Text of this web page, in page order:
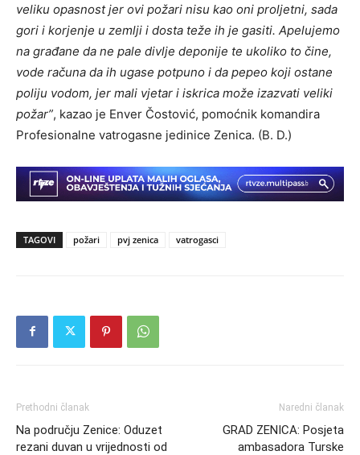
veliku opasnost jer ovi požari nisu kao oni proljetni, sada
gori i korjenje u zemlji i dosta teže ih je gasiti. Apelujemo
na građane da ne pale divlje deponije te ukoliko to čine,
vode računa da ih ugase potpuno i da pepeo koji ostane
poliju vodom, jer mali vjetar i iskrica može izazvati veliki
požar”, kazao je Enver Čostović, pomoćnik komandira
Profesionalne vatrogasne jedinice Zenica. (B. D.)
TAGOVI požari pvj zenica vatrogasci
Prethodni članak
Na području Zenice: Oduzet
rezani duvan u vrijednosti od
Naredni članak
GRAD ZENICA: Posjeta
ambasadora Turske